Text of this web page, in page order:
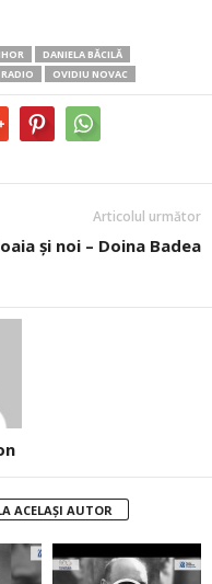
DANIELA BĂCILĂ
OVIDIU NOVAC
Articolul următor
şi noi – Doina Badea
ACELAȘI AUTOR